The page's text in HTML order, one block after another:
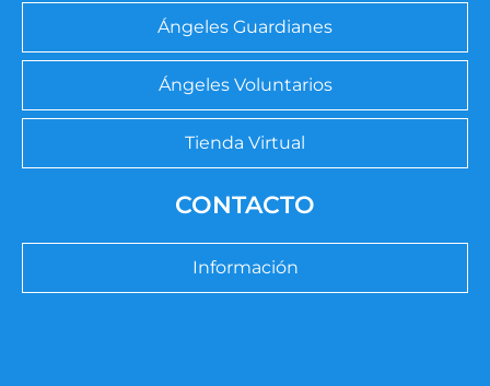
Ángeles Guardianes
Ángeles Voluntarios
Tienda Virtual
CONTACTO
Información